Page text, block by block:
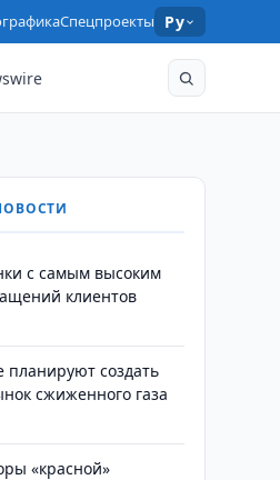
Спецпроекты Ру
с самым высоким
клиентов
планируют создать
сжиженного газа
«красной»